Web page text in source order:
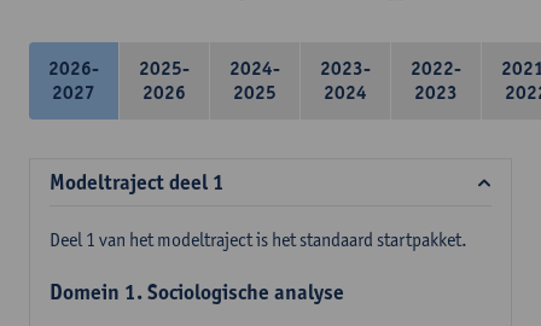
2026-
2027
2025-
2026
2024-
2025
2023-
2024
2022-
2023
Modeltraject deel 1
Deel 1 van het modeltraject is het standaard startpakket.
Domein 1. Sociologische analyse